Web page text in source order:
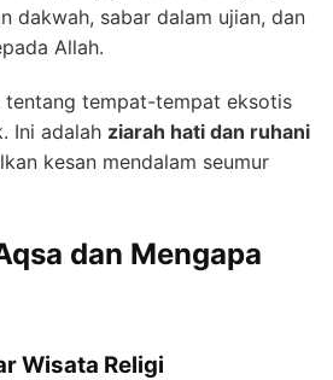
dakwah, sabar dalam ujian, dan
Allah.
tentang tempat-tempat eksotis
Ini adalah ziarah hati dan ruhani
kesan mendalam seumur
dan Mengapa
Wisata Religi